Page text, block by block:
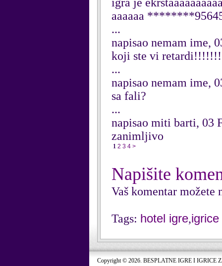
aaaaaa
...
napisao nemam ime,
koji ste vi
...
napisao nemam ime,
sa fali?
...
napisao miti barti, 03
zanimljivo
1 2 3 4 >
Napišite
Vaš komentar možete
Tags: hotel igre,
Copyright © 2026. BESPLATNE IGRE I IGRICE